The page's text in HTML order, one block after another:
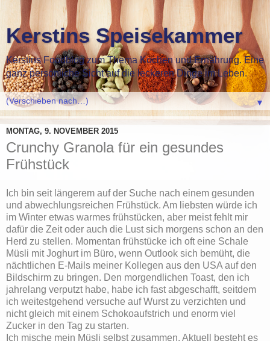
Kerstins Speisekammer
Kerstins Foodblog zum Thema Kochen und Ernährung. Eine
ganz persönliche Sicht auf die leckeren Dinge im Leben.
▼
MONTAG, 9. NOVEMBER 2015
Crunchy Granola für ein gesundes
Frühstück
Ich bin seit längerem auf der Suche nach einem gesunden
und abwechlungsreichen Frühstück. Am liebsten würde ich
im Winter etwas warmes frühstücken, aber meist fehlt mir
dafür die Zeit oder auch die Lust sich morgens schon an den
Herd zu stellen. Momentan frühstücke ich oft eine Schale
Müsli mit Joghurt im Büro, wenn Outlook sich bemüht, die
nächtlichen E-Mails meiner Kollegen aus den USA auf den
Bildschirm zu bringen. Den morgendlichen Toast, den ich
jahrelang verputzt habe, habe ich fast abgeschafft, seitdem
ich weitestgehend versuche auf Wurst zu verzichten und
nicht gleich mit einem Schokoaufstrich und enorm viel
Zucker in den Tag zu starten.
Ich mische mein Müsli selbst zusammen. Aktuell besteht es